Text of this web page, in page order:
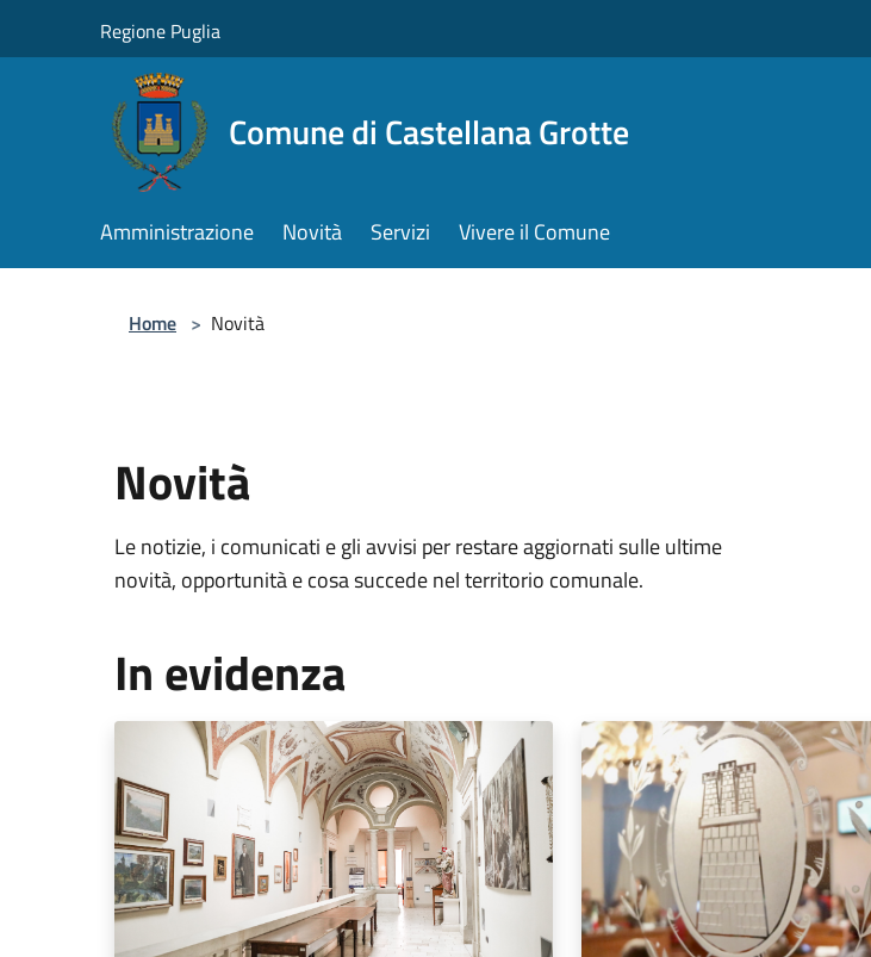
Regione Puglia
Comune di Castellana Grotte
Amministrazione Novità Servizi Vivere il Comune
Home > Novità
Novità
Le notizie, i comunicati e gli avvisi per restare aggiornati sulle ultime
novità, opportunità e cosa succede nel territorio comunale.
In evidenza